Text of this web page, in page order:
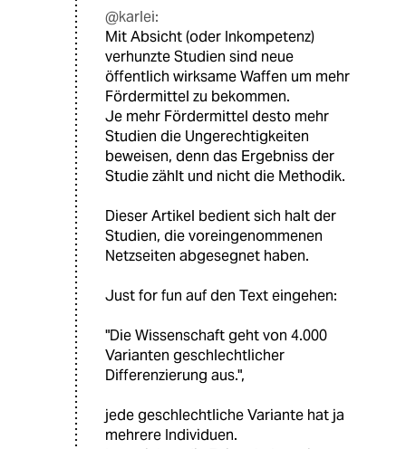
@karlei:
Mit Absicht (oder Inkompetenz)
verhunzte Studien sind neue
öffentlich wirksame Waffen um mehr
Fördermittel zu bekommen.
Je mehr Fördermittel desto mehr
Studien die Ungerechtigkeiten
beweisen, denn das Ergebniss der
Studie zählt und nicht die Methodik.
Dieser Artikel bedient sich halt der
Studien, die voreingenommenen
Netzseiten abgesegnet haben.
Just for fun auf den Text eingehen:
"Die Wissenschaft geht von 4.000
Varianten geschlechtlicher
Differenzierung aus.",
jede geschlechtliche Variante hat ja
mehrere Individuen.